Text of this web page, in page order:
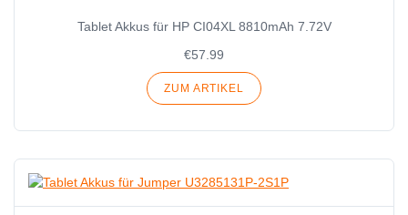
Tablet Akkus für HP CI04XL 8810mAh 7.72V
€57.99
ZUM ARTIKEL